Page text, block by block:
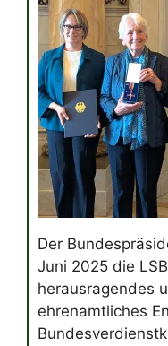
Der
Juni 2025 die
herausragendes
ehrenamtliches